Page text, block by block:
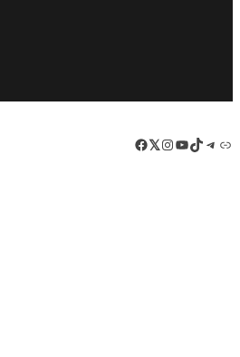
Facebook
LinkedIn
Instagram
YouTube
TikTok